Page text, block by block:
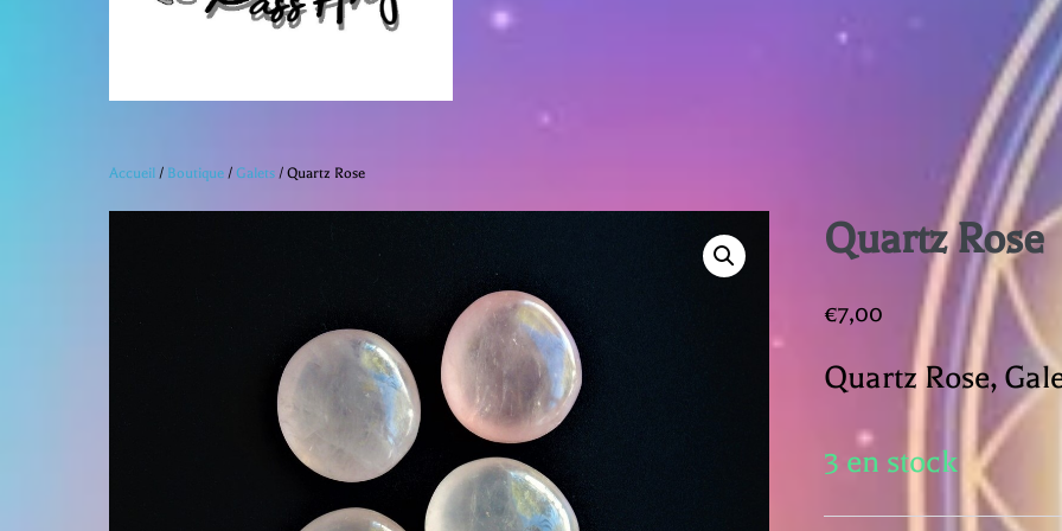
Accueil / Boutique / Galets / Quartz Rose
Quartz Rose
€7,00
Quartz Rose,
3 en stock